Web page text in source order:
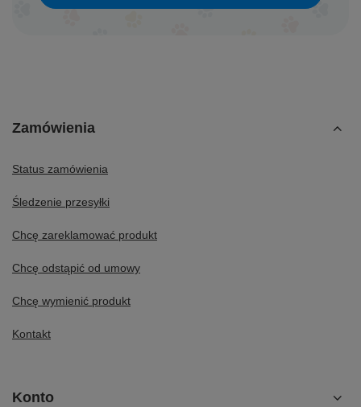
Zamówienia
Status zamówienia
Śledzenie przesyłki
Chcę zareklamować produkt
Chcę odstąpić od umowy
Chcę wymienić produkt
Kontakt
Konto